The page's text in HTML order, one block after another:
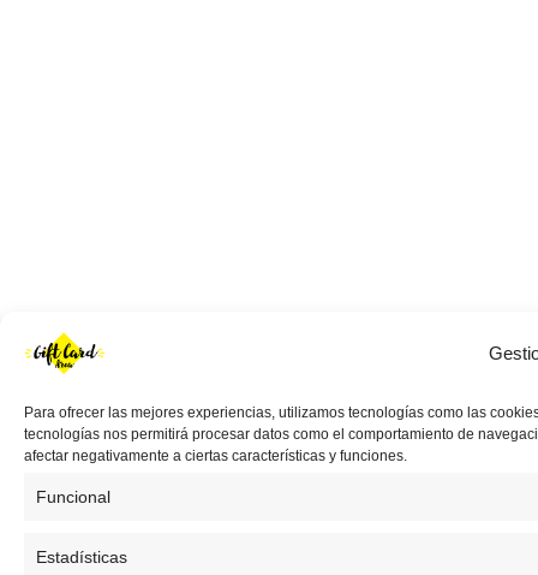
Para ofrecer las mejores experiencias, utilizamos tecnologías como las
tecnologías nos permitirá procesar datos como el comportamiento de
afectar negativamente a ciertas características y funciones.
Funcional
Estadísticas